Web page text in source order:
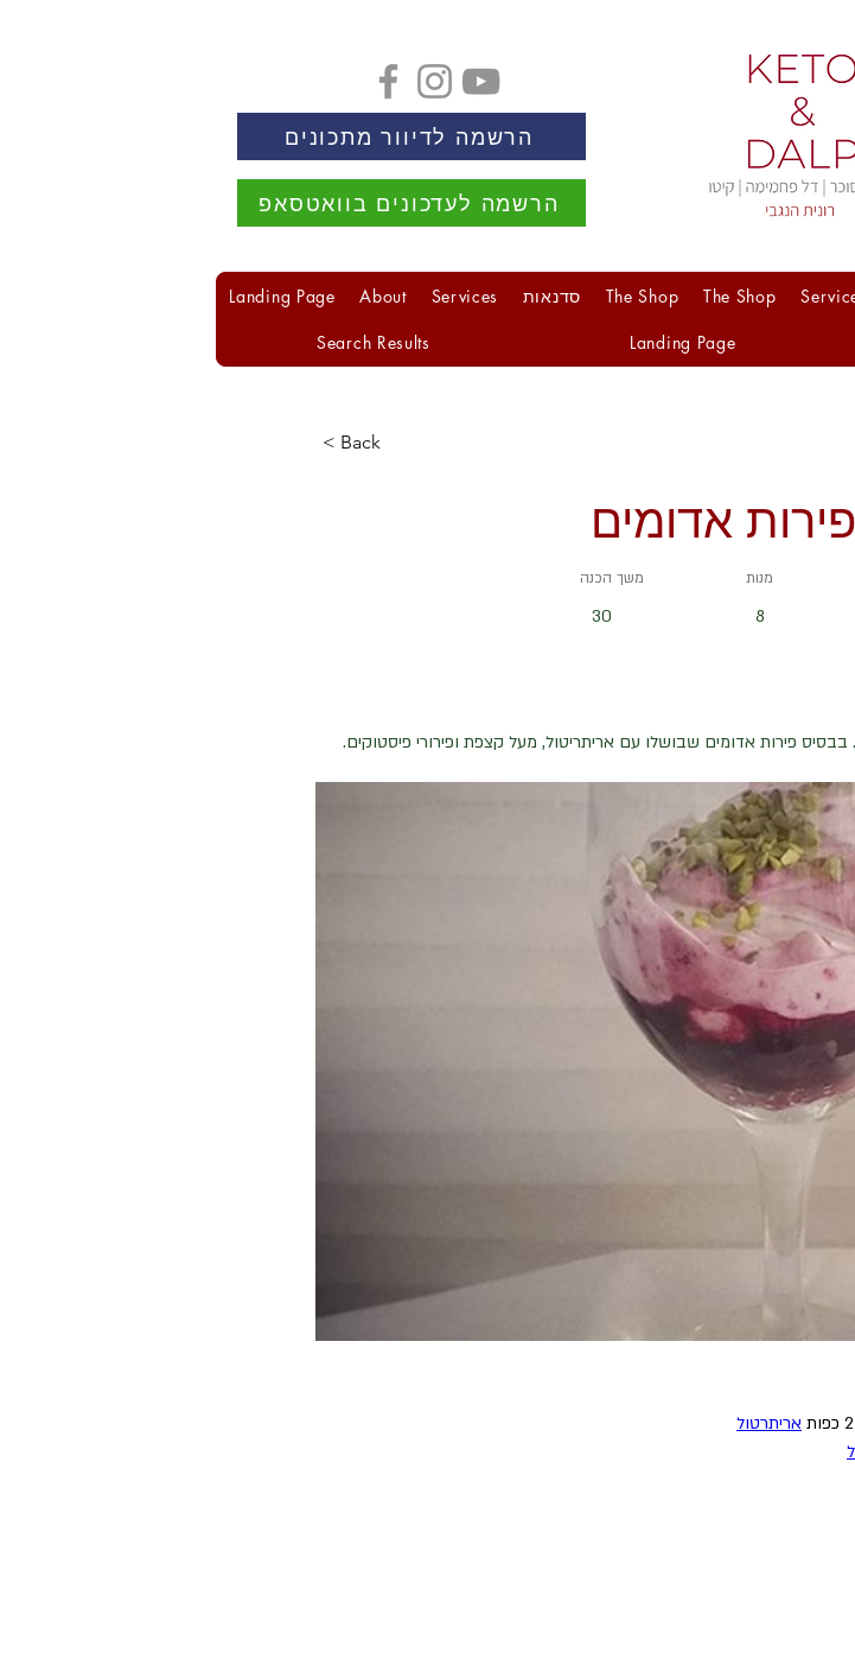
הרשמה לדיוור מתכונים
הרשמה לעדכונים בוואטסאפ
The Shop
The Shop סדנאות Services
About
Landing Page
Landing Page
Search Results
< Back
אדומים
משך הכנה
30
מנות
8
פירות אדומים שבושלו עם אריתריטול, מעל קצפת ופירורי פיסטוקים.
אריתרטול